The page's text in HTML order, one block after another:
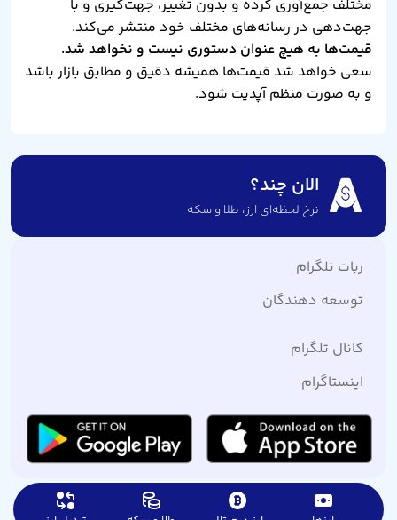
مختلف جمع‌آوری کرده و بدون تغییر، جهت‌گیری و با
جهت‌دهی در رسانه‌های مختلف خود منتشر می‌کند.
قیمت‌ها به هیچ عنوان دستوری نیست و نخواهد شد.
سعی خواهد شد قیمت‌ها همیشه دقیق و مطابق بازار باشد
و به صورت منظم آپدیت شود.
الان چند؟
نرخ لحظه‌ای ارز،‌ طلا و سکه
ربات تلگرام
توسعه دهندگان
کانال تلگرام
اینستاگرام